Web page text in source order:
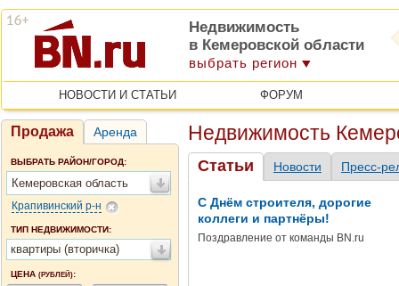
Недвижимость
в Кемеровской области
выбрать регион
НОВОСТИ И СТАТЬИ ФОРУМ
Продажа Аренда
ВЫБРАТЬ РАЙОН/ГОРОД:
Кемеровская область
Крапивинский р-н
ТИП НЕДВИЖИМОСТИ:
квартиры (вторичка)
ЦЕНА (РУБЛЕЙ):
Недвижимость
Статьи Новости Пресс-
С Днём строителя, дорогие
коллеги и партнёры!
Поздравление от команды BN.ru